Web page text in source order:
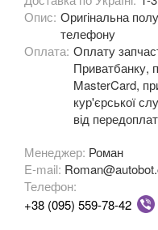
M3 E90/E92/E93
3 Series F30, F31,
3 Series F34
M3 F80
3 Series G20/G21
4 Series F32
4 Series F33
Опис: Оригінальна
телефону
Оплата: Оплату
Приватбанку,
MasterCard,
кур'єрської
від
Менеджер: Роман
E-mail:
Телефон:
+38 (095) 559-78-42